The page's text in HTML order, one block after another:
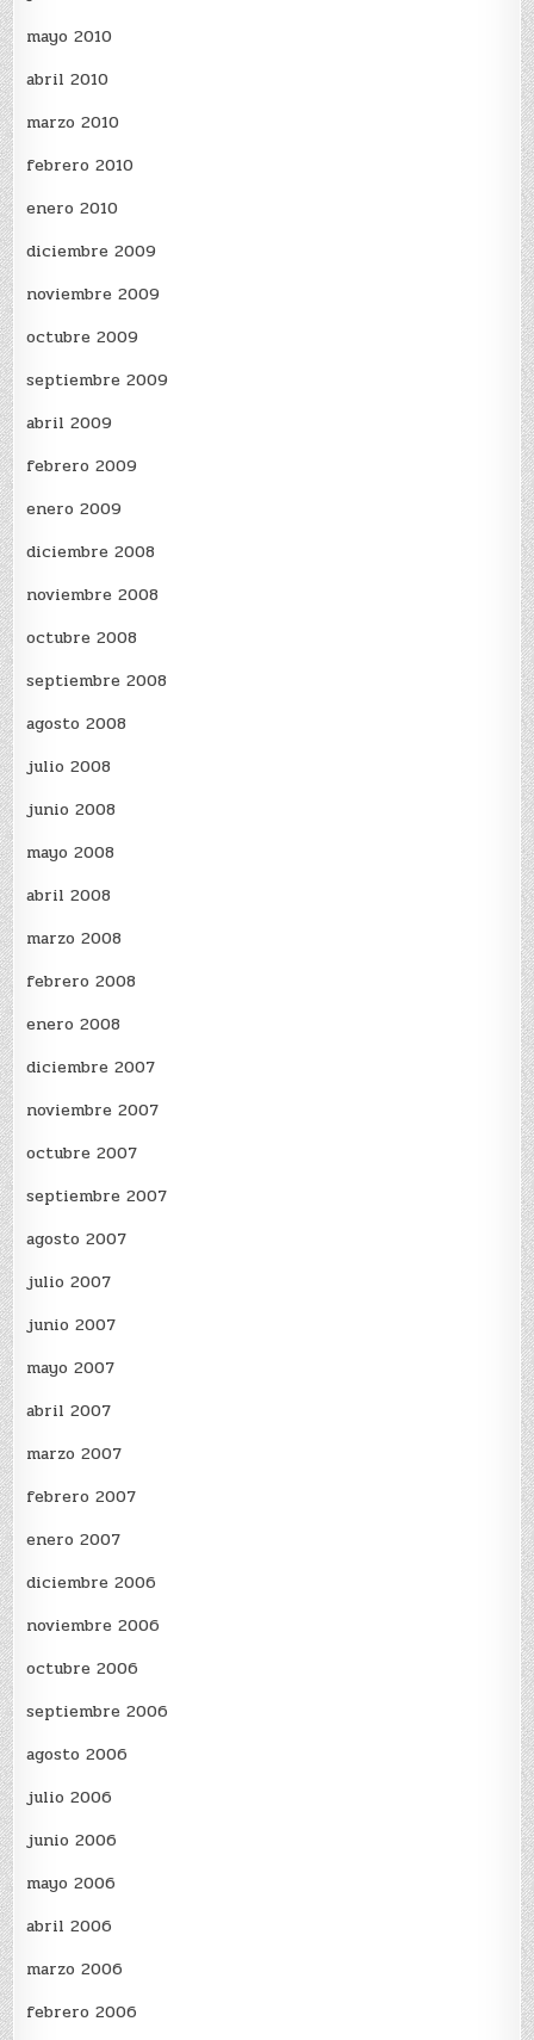
mayo 2010
abril 2010
marzo 2010
febrero 2010
enero 2010
diciembre 2009
noviembre 2009
octubre 2009
septiembre 2009
abril 2009
febrero 2009
enero 2009
diciembre 2008
noviembre 2008
octubre 2008
septiembre 2008
agosto 2008
julio 2008
junio 2008
mayo 2008
abril 2008
marzo 2008
febrero 2008
enero 2008
diciembre 2007
noviembre 2007
octubre 2007
septiembre 2007
agosto 2007
julio 2007
junio 2007
mayo 2007
abril 2007
marzo 2007
febrero 2007
enero 2007
diciembre 2006
noviembre 2006
octubre 2006
septiembre 2006
agosto 2006
julio 2006
junio 2006
mayo 2006
abril 2006
marzo 2006
febrero 2006